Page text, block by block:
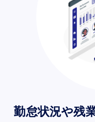
勤怠状況や残